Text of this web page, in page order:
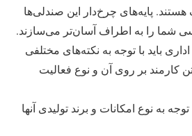
پایه‌های چرخ‌دار این صندلی‌ها
شما را به اطراف آسان‌تر می‌سازند.
باید با توجه به نکته‌های مختلفی
کارمند بر روی آن و نوع فعالیت
به نوع امکانات و برند تولیدی آنها